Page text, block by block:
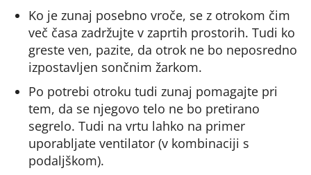
Ko je zunaj posebno vroče, se z otrokom čim
več časa zadržujte v zaprtih prostorih. Tudi ko
greste ven, pazite, da otrok ne bo neposredno
izpostavljen sončnim žarkom.
Po potrebi otroku tudi zunaj pomagajte pri
tem, da se njegovo telo ne bo pretirano
segrelo. Tudi na vrtu lahko na primer
uporabljate ventilator (v kombinaciji s
podaljškom).